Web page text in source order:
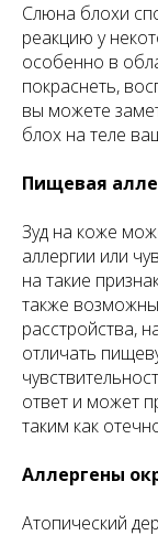
Слюна блохи
реакцию у
особенно в
покраснеть,
вы можете
блох на теле
Пищевая
Зуд на коже
аллергии или
на такие
также
расстройства,
отличать
ответ и может
таким как
Аллергены
Атопический